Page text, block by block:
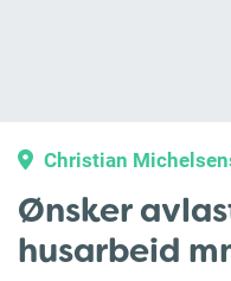
Christian
Ønsker
husarbeid